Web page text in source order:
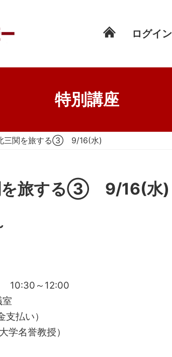
ログイン
特別講座
三関を旅する③ 9/16(水)
を旅する③ 9/16(水)
10:30～12:00
払い）
名誉教授）